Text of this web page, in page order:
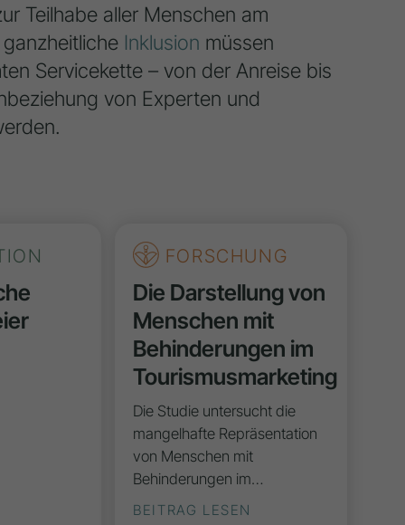
Teilhabe aller Menschen am
Inklusion müssen
Servicekette – von der Anreise bis
von Experten und
FORSCHUNG
Die Darstellung von
Menschen mit
Behinderungen im
Tourismusmarketing
Die Studie untersucht die
mangelhafte Repräsentation
von Menschen mit
Behinderungen im…
BEITRAG LESEN